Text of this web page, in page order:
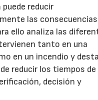
reducir
las consecuencias
ello analiza las
tanto en una
en un incendio y
reducir los tiempos de
decisión y